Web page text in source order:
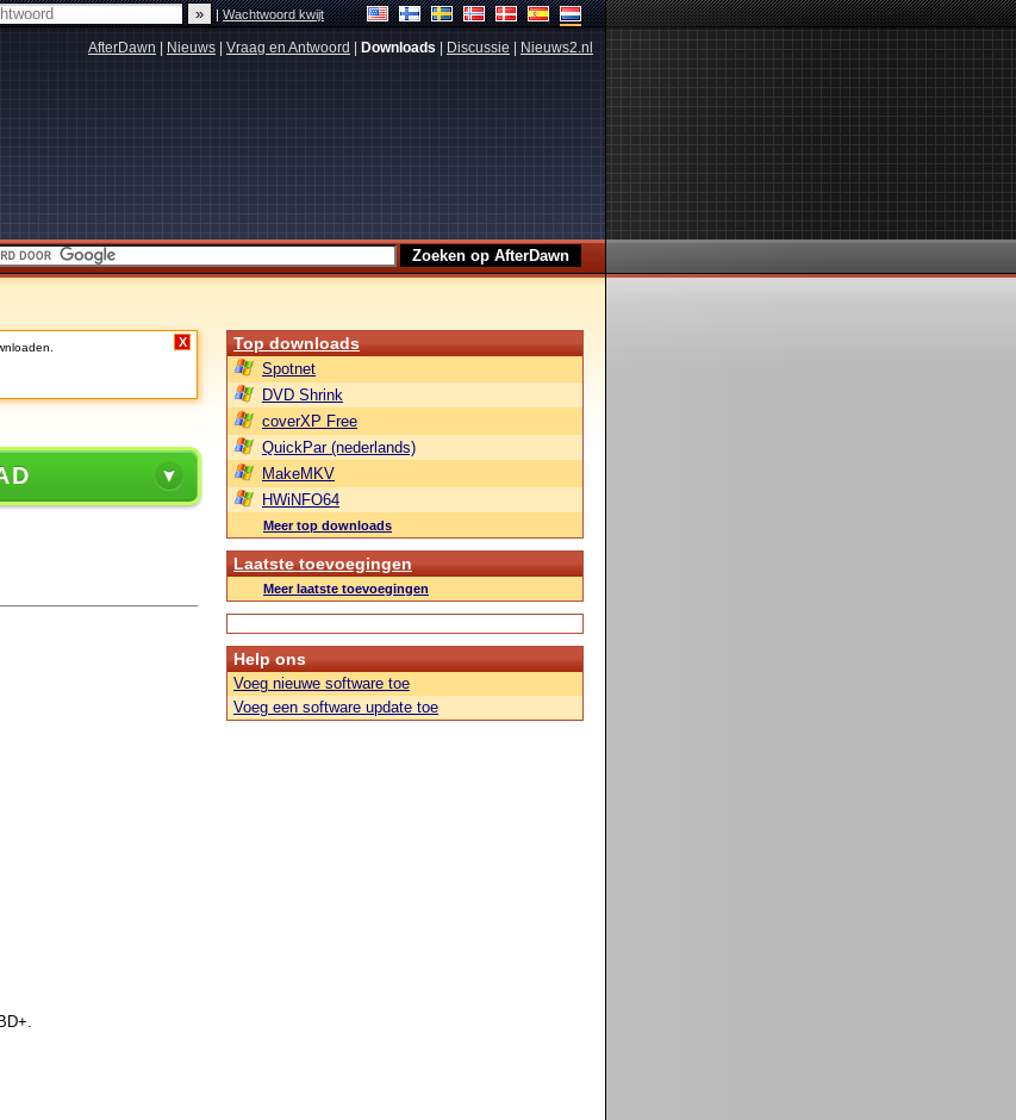
|Wachtwoord kwijt
AfterDawn Nieuws Vraag en Antwoord Downloads Discussie Nieuws2.nl
X Top downloads
Spotnet
DVD Shrink
coverXP Free
QuickPar (nederlands)
MakeMKV
HWiNFO64
Meer top downloads
Laatste toevoegingen
Meer laatste toevoegingen
Help ons
Voeg nieuwe software toe
Voeg een software update toe